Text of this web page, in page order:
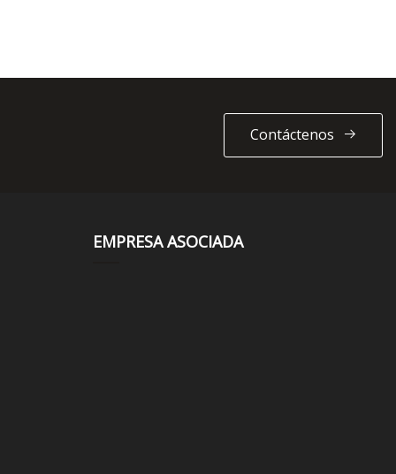
Contáctenos
EMPRESA ASOCIADA